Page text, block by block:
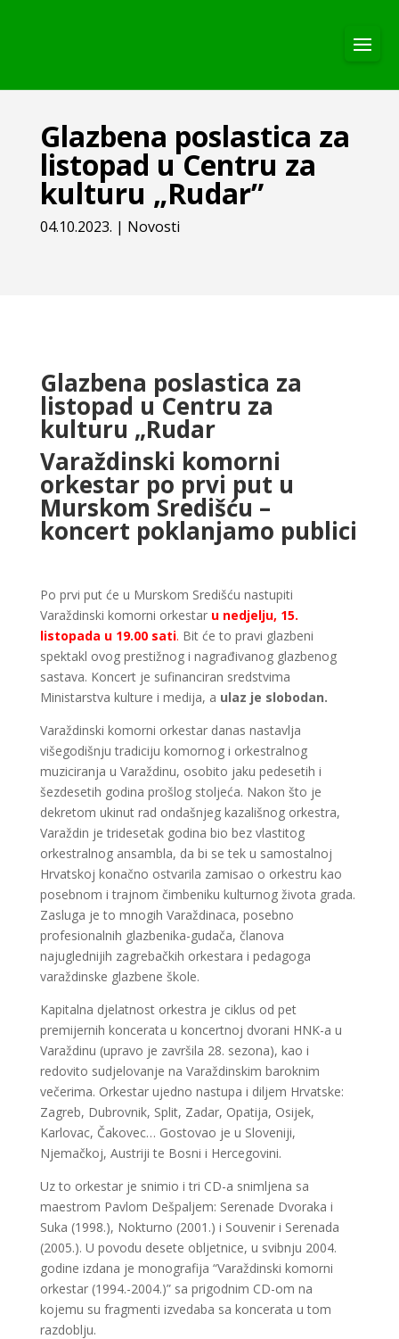
Glazbena poslastica za
listopad u Centru za
kulturu „Rudar”
04.10.2023. | Novosti
Glazbena poslastica za
listopad u Centru za
kulturu „Rudar
Varaždinski komorni
orkestar po prvi put u
Murskom Središću –
koncert poklanjamo publici
Po prvi put će u Murskom Središću nastupiti
Varaždinski komorni orkestar u nedjelju, 15.
listopada u 19.00 sati. Bit će to pravi glazbeni
spektakl ovog prestižnog i nagrađivanog glazbenog
sastava. Koncert je sufinanciran sredstvima
Ministarstva kulture i medija, a ulaz je slobodan.
Varaždinski komorni orkestar danas nastavlja
višegodišnju tradiciju komornog i orkestralnog
muziciranja u Varaždinu, osobito jaku pedesetih i
šezdesetih godina prošlog stoljeća. Nakon što je
dekretom ukinut rad ondašnjeg kazališnog orkestra,
Varaždin je tridesetak godina bio bez vlastitog
orkestralnog ansambla, da bi se tek u samostalnoj
Hrvatskoj konačno ostvarila zamisao o orkestru kao
posebnom i trajnom čimbeniku kulturnog života grada.
Zasluga je to mnogih Varaždinaca, posebno
profesionalnih glazbenika-gudača, članova
najuglednijih zagrebačkih orkestara i pedagoga
varaždinske glazbene škole.
Kapitalna djelatnost orkestra je ciklus od pet
premijernih koncerata u koncertnoj dvorani HNK-a u
Varaždinu (upravo je završila 28. sezona), kao i
redovito sudjelovanje na Varaždinskim baroknim
večerima. Orkestar ujedno nastupa i diljem Hrvatske:
Zagreb, Dubrovnik, Split, Zadar, Opatija, Osijek,
Karlovac, Čakovec… Gostovao je u Sloveniji,
Njemačkoj, Austriji te Bosni i Hercegovini.
Uz to orkestar je snimio i tri CD-a snimljena sa
maestrom Pavlom Dešpaljem: Serenade Dvoraka i
Suka (1998.), Nokturno (2001.) i Souvenir i Serenada
(2005.). U povodu desete obljetnice, u svibnju 2004.
godine izdana je monografija “Varaždinski komorni
orkestar (1994.-2004.)” sa prigodnim CD-om na
kojemu su fragmenti izvedaba sa koncerata u tom
razdoblju.